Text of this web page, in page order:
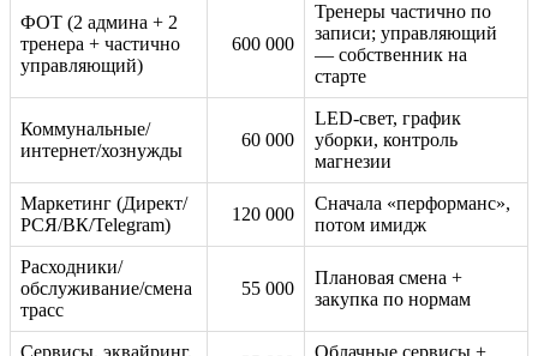
ФОТ (2 админа + 2
тренера + частично
управляющий)
600 000
Тренеры частично по
записи; управляющий
— собственник на
старте
Коммунальные/
интернет/хознужды
60 000
LED-свет, график
уборки, контроль
магнезии
Маркетинг (Директ/
РСЯ/ВК/Telegram)
120 000
Сначала «перформанс»,
потом имидж
Расходники/
обслуживание/смена
трасс
55 000
Плановая смена +
закупка по нормам
Сервисы, эквайринг,
Облачные сервисы +